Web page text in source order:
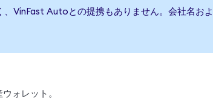
VinFast Autoとの提携もありません。会社名お
ォレット。